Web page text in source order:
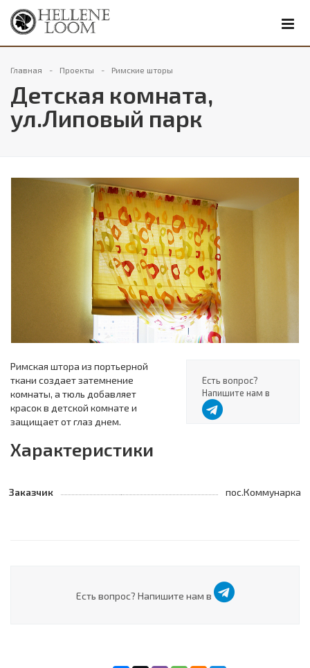
Главная Проекты Римские шторы
Детская комната,
ул.Липовый парк
Есть вопрос?
Напишите нам в
Римская штора из портьерной
ткани создает затемнение
комнаты, а тюль добавляет
красок в детской комнате и
защищает от глаз днем.
Характеристики
Заказчик пос.Коммунарка
Есть вопрос? Напишите нам в